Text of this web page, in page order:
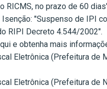
RICMS, no prazo de 60
Isenção: "Suspenso de IPI
RIPI Decreto 4.544/2002".
e obtenha mais
Eletrônica (Prefeitura de
Eletrônica (Prefeitura de